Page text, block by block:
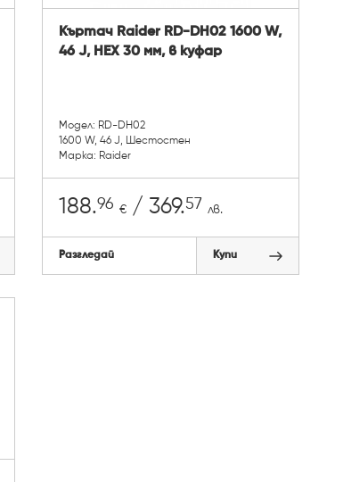
Къртач Raider RD-DH02 1600 W,
46 J, HEX 30 мм, в куфар
Модел: RD-DH02
1600 W, 46 J, Шестостен
Марка: Raider
188.96 € / 369.57 лв.
Разгледай Купи